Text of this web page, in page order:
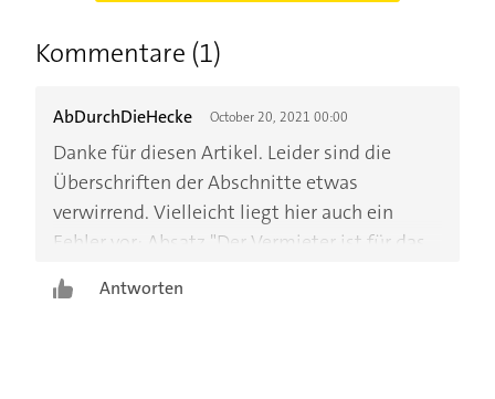
Kommentare (1)
AbDurchDieHecke October 20, 2021 00:00
Danke für diesen Artikel. Leider sind die
Überschriften der Abschnitte etwas
verwirrend. Vielleicht liegt hier auch ein
Fehler vor: Absatz "Der Vermieter ist für das
meiste verantwortlich.." Nächster Absatz "Als
Vermieter müssen sie aber ran, wenn..". Die
Antworten